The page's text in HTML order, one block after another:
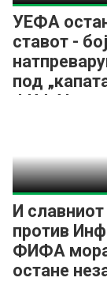
УЕФА
ставот -
под
ФИФА!
И славниот
против
ФИФА
остане